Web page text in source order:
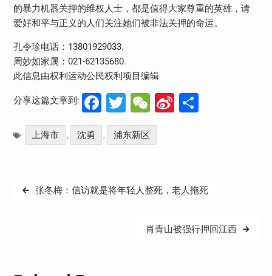
的暴力机器关押的维权人士，都是值得大家尊重的英雄，请
爱好和平与正义的人们关注她们被非法关押的命运。
孔令珍电话：13801929033.
周妙如家属：021-62135680.
此信息由权利运动公民权利项目编辑
分享这篇文章到: Facebook
Twitter
WeChat
Sina分
上海市 , 沈勇 , 浦东新区
文
张冬梅：信访就是将年轻人整死，老人拖死
肖青山被强行押回江西